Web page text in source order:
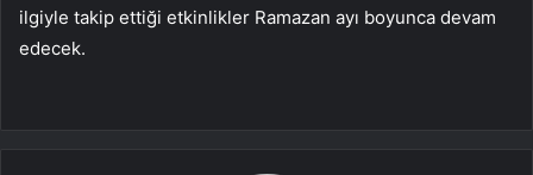
ilgiyle takip ettiği etkinlikler Ramazan ayı boyunca devam
edecek.